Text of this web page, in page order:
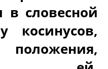
в словесной
косинусов,